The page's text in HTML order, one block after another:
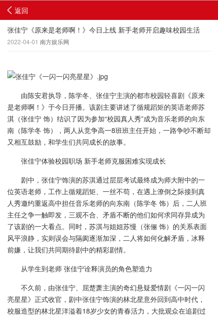
返回
张佳宁《原来是老师啊！》今日上线 新手老师开启趣味校园生活
2022-04-01 南方娱乐网
由陈安君执导，陈学冬、张佳宁主演的都市校园轻喜剧《原来
是老师啊！》于今日开播。该剧主要讲述了循规蹈矩的英语老师苏
淇（张佳宁 饰）结识了因为参加“校园真人秀”成为音乐老师的向东
南（陈学冬 饰），两人从竞争高一8班班主任开始，一路争吵不断却
又相互鼓励，和学生们共同成长的故事。
张佳宁体验校园职场 新手老师克服困难实现成长
剧中，张佳宁饰演的苏淇通过层层考试最终成为师大附中的一
位英语老师，工作上循规蹈矩、一丝不苟，在遇上潦倒之际接到真
人秀邀约重返高中担任音乐老师的向东南（陈学冬 饰）后，二人班
主任之争一触即发，三观不合、矛盾不断的他们如何求同存异成为
了该剧的一大看点。同时，苏淇与姐姐苏慢（张俪 饰）的关系表面
风平浪静，实则误会与隔阂逐渐加深，二人将如何化解矛盾，冰释
前嫌，让我们共同期待剧中的精彩剧情。
从学生到老师 张佳宁诠释演员的角色塑造力
不久前，由张佳宁、屈楚萧主演的奇幻悬疑爱情剧《一闪一闪
亮星星》正式收官，剧中张佳宁饰演的林北星意外回到高中时代，
校服造型的林北星洋溢着18岁少女的青春活力，大批观众在追剧过